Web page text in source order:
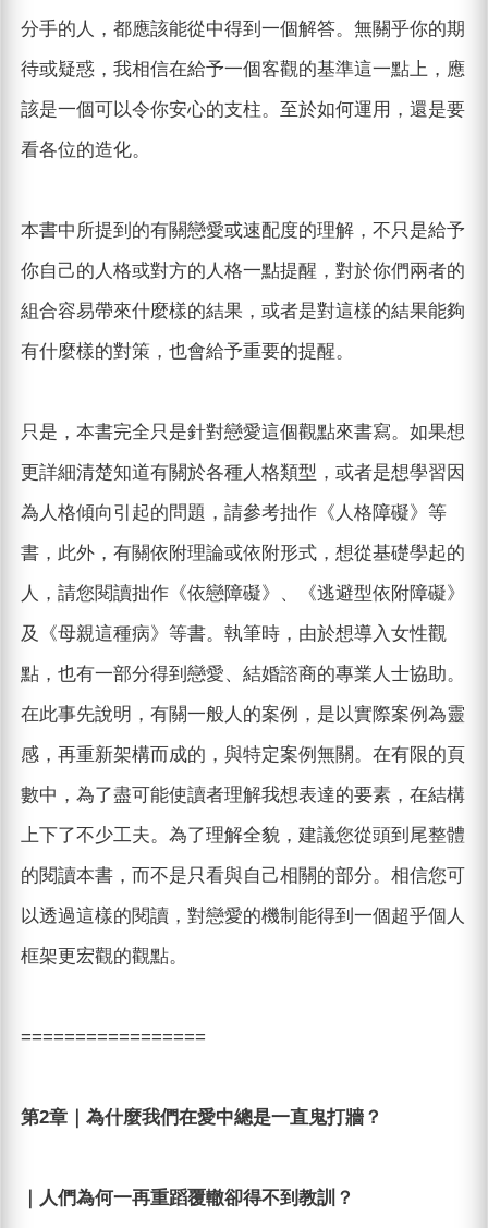
分手的人，都應該能從中得到一個解答。無關乎你的期
待或疑惑，我相信在給予一個客觀的基準這一點上，應
該是一個可以令你安心的支柱。至於如何運用，還是要
看各位的造化。
本書中所提到的有關戀愛或速配度的理解，不只是給予
你自己的人格或對方的人格一點提醒，對於你們兩者的
組合容易帶來什麼樣的結果，或者是對這樣的結果能夠
有什麼樣的對策，也會給予重要的提醒。
只是，本書完全只是針對戀愛這個觀點來書寫。如果想
更詳細清楚知道有關於各種人格類型，或者是想學習因
為人格傾向引起的問題，請參考拙作《人格障礙》等
書，此外，有關依附理論或依附形式，想從基礎學起的
人，請您閱讀拙作《依戀障礙》、《逃避型依附障礙》
及《母親這種病》等書。執筆時，由於想導入女性觀
點，也有一部分得到戀愛、結婚諮商的專業人士協助。
在此事先說明，有關一般人的案例，是以實際案例為靈
感，再重新架構而成的，與特定案例無關。在有限的頁
數中，為了盡可能使讀者理解我想表達的要素，在結構
上下了不少工夫。為了理解全貌，建議您從頭到尾整體
的閱讀本書，而不是只看與自己相關的部分。相信您可
以透過這樣的閱讀，對戀愛的機制能得到一個超乎個人
框架更宏觀的觀點。
=================
第2章｜為什麼我們在愛中總是一直鬼打牆？
｜人們為何一再重蹈覆轍卻得不到教訓？